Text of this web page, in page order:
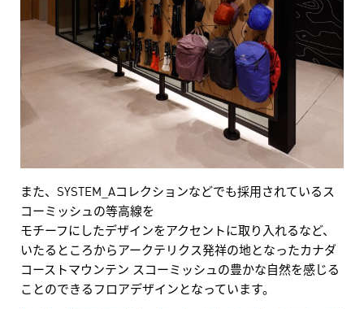
また、SYSTEM_Aコレクションなどでも採用されているス
コーミッシュの等高線を
モチーフにしたデザインをアクセントに取り入れるなど、
いたるところからアークテリクス発祥の地となったカナダ
コーストマウンテン スコーミッシュの豊かな自然を感じる
ことのできるフロアデザインとなっています。